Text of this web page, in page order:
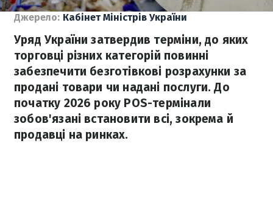
Джерело: Кабінет Міністрів України
Уряд України затвердив терміни, до яких
торговці різних категорій повинні
забезпечити безготівкові розрахунки за
продані товари чи надані послуги. До
початку 2026 року POS-термінали
зобов'язані встановити всі, зокрема й
продавці на ринках.